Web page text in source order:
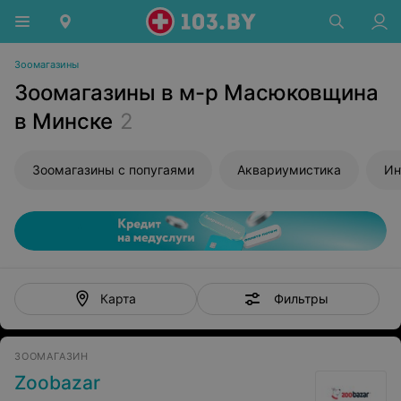
Зоомагазины
Зоомагазины в м-р Масюковщина
в Минске 2
Зоомагазины с попугаями Аквариумистика
Карта Фильтры
ЗООМАГАЗИН
Zoobazar